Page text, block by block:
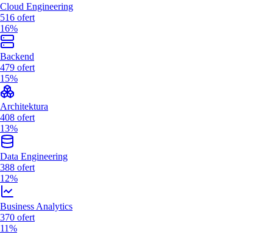
Cloud Engineering
516 ofert
16%
Backend
479 ofert
15%
Architektura
408 ofert
13%
Data Engineering
388 ofert
12%
Business Analytics
370 ofert
11%